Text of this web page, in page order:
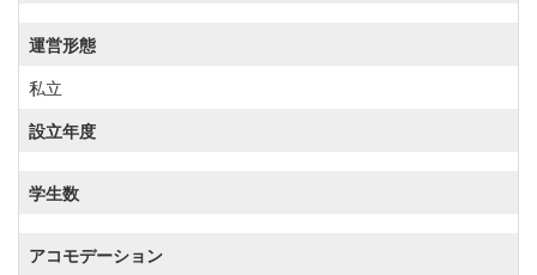
運営形態
私立
設立年度
学生数
アコモデーション